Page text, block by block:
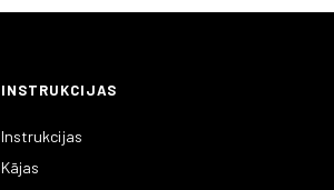
INSTRUKCIJAS
Instrukcijas
Kājas